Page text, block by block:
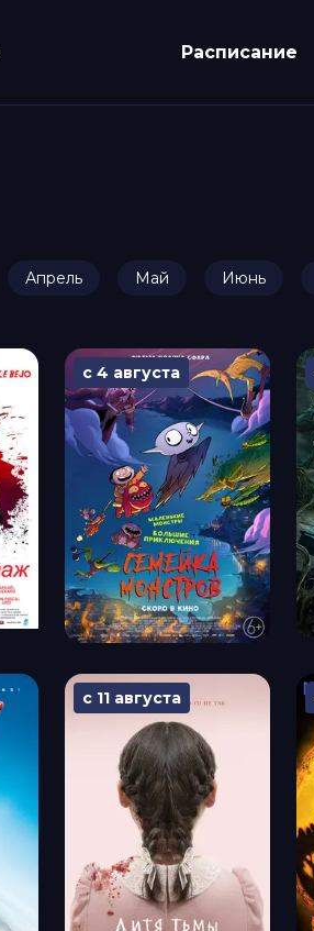
Расписание
Апрель Май Июнь
с 4 августа
с 11 августа